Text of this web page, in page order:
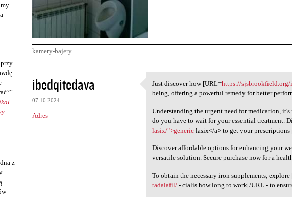
z
kamery-bajery
K
o
m
e
ibedqitedava
07.10.2024
Adres
Just discover how [URL=https:
Just discover how [URL=https://sjsbrookfield.org/
being, offering a powerful remedy for better
Understanding the urgent need for medication,
do you have to wait for your essential treatment.
lasix/">generic lasix</a> to get your
Discover affordable options for enhancing your
versatile solution. Secure purchase now for a
To obtain the necessary iron supplements,
tadalafil/ - cialis how long to work[/URL - to